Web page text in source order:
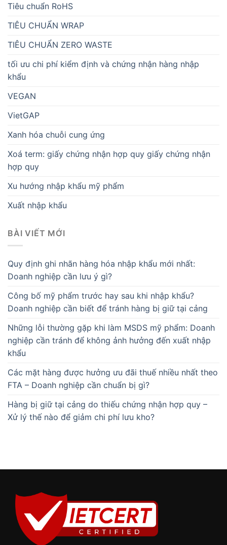
Tiêu chuẩn RoHS
TIÊU CHUẨN WRAP
TIÊU CHUẨN ZERO WASTE
tối ưu chi phí kiểm định và chứng nhận hàng nhập
khẩu
VEGAN
VietGAP
Xanh hóa chuỗi cung ứng
Xoá term: giấy chứng nhận hợp quy giấy chứng nhận
hợp quy
Xu hướng nhập khẩu mỹ phẩm
Xuất nhập khẩu
BÀI VIẾT MỚI
Quy định ghi nhãn hàng hóa nhập khẩu mới nhất:
Doanh nghiệp cần lưu ý gì?
Công bố mỹ phẩm trước hay sau khi nhập khẩu?
Doanh nghiệp cần biết để tránh hàng bị giữ tại cảng
Những lỗi thường gặp khi làm MSDS mỹ phẩm: Doanh
nghiệp cần tránh để không ảnh hưởng đến xuất nhập
khẩu
Các mặt hàng được hưởng ưu đãi thuế nhiều nhất theo
FTA – Doanh nghiệp cần chuẩn bị gì?
Hàng bị giữ tại cảng do thiếu chứng nhận hợp quy –
Xử lý thế nào để giảm chi phí lưu kho?